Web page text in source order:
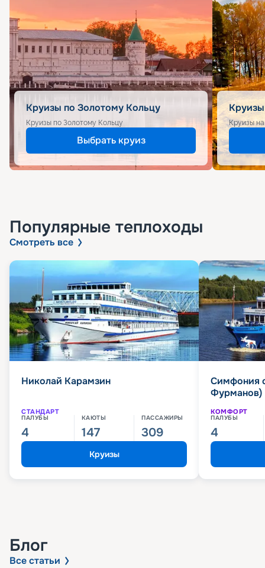
Круизы по Золотому Кольцу
Круизы по Золотому Кольцу
Выбрать круиз
Круизы
Популярные теплоходы
Смотреть все
Николай Карамзин
СТАНДАРТ
ПАЛУБЫ
4
КАЮТЫ
147
ПАССАЖИРЫ
309
Круизы
Симфония
Фурманов)
КОМФОРТ
ПАЛУБЫ
4
Блог
Все статьи